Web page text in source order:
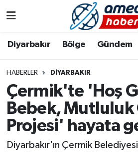
Diyarbakır Bölge Gündem
HABERLER DIYARBAKIR
Çermik'te 'Hoş
Bebek,
Projesi' hayata
Diyarbakır'ın Çermik
Bölge
Röportaj
Foto Galeri
Aile
Asayiş
Bilim & Teknoloji
Diyarbakır Hava Durumu
Diyarbakır Namaz Vakitleri
Diyarbakır Trafik Yoğunluk